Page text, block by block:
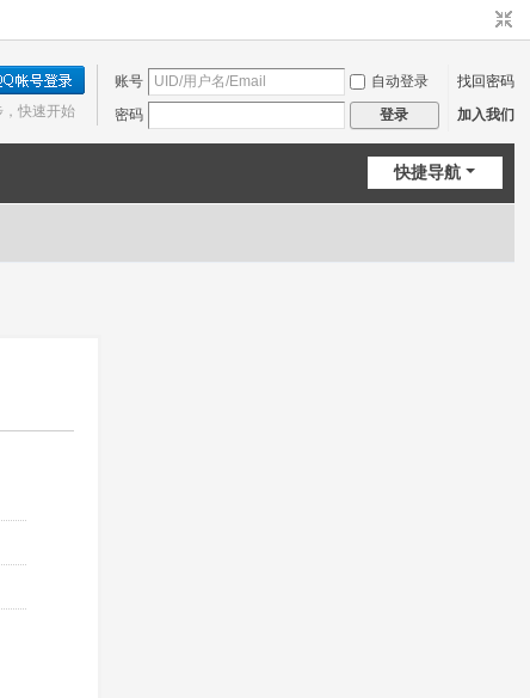
账号 自动登录
找回密码
密码
登录 加入我们
，快速开始
快捷导航